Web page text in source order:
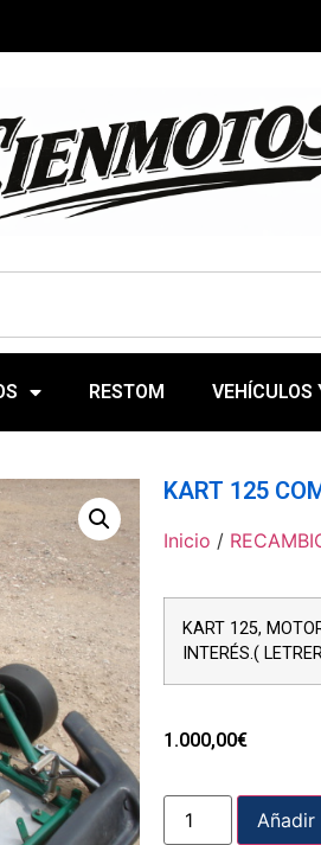
RESTOM VEHÍCULOS
KART 125
Inicio /
KART 125,
INTERÉS.(
1.000,00€